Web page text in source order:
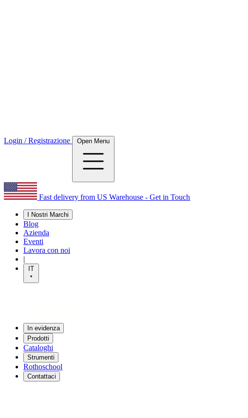
Login / Registrazione Open Menu
Fast delivery from US Warehouse - Get in Touch
I Nostri Marchi
Blog
Azienda
Eventi
Lavora con noi
|
IT
In evidenza
Prodotti
Cataloghi
Strumenti
Rothoschool
Contattaci